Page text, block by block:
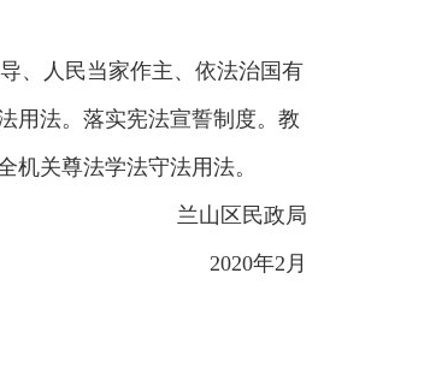
、人民当家作主、依法治国有
用法。落实宪法宣誓制度。教
关尊法学法守法用法。
兰山区民政局
2020年2月